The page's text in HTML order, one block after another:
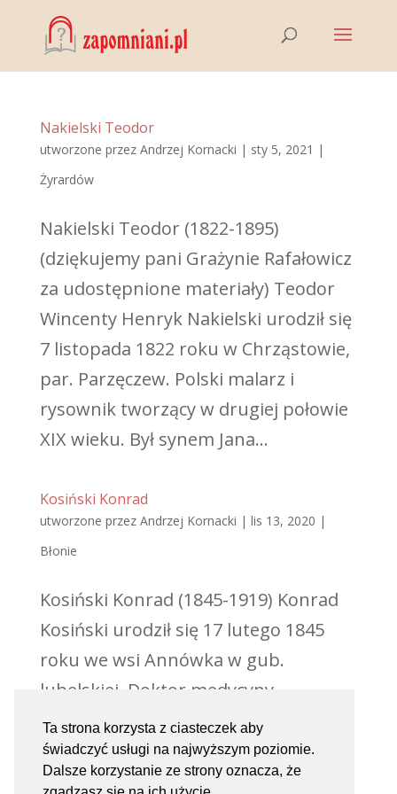
Ta strona korzysta z ciasteczek aby
świadczyć usługi na najwyższym poziomie.
Dalsze korzystanie ze strony oznacza, że
Nakielski Teodor
utworzone przez Andrzej Kornacki | sty 5, 2021 |
Żyrardów
Nakielski Teodor (1822-1895)
(dziękujemy pani Grażynie Rafałowicz
za udostępnione materiały) Teodor
Wincenty Henryk Nakielski urodził się
7 listopada 1822 roku w Chrząstowie,
par. Parzęczew. Polski malarz i
rysownik tworzący w drugiej połowie
XIX wieku. Był synem Jana...
Kosiński Konrad
utworzone przez Andrzej Kornacki | lis 13, 2020 |
Błonie
Kosiński Konrad (1845-1919) Konrad
Kosiński urodził się 17 lutego 1845
roku we wsi Annówka w gub.
lubelskiej. Doktor medycyny,
społecznik, współzałożyciel Błońskiej
Ochotniczej Straży Ogniowej,
organizator szpitala w Błoniu. Był